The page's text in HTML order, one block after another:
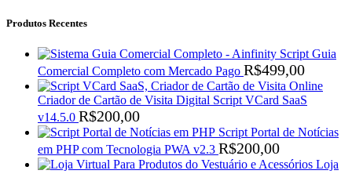
Produtos Recentes
Script Guia
Comercial Completo com Mercado Pago R$499,00
Criador de Cartão de Visita Digital Script VCard SaaS
v14.5.0 R$200,00
Script Portal de Notícias
em PHP com Tecnologia PWA v2.3 R$200,00
Loja